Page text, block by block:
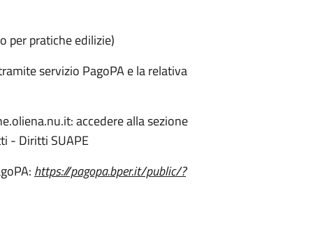
per pratiche edilizie)
servizio PagoPA e la relativa
accedere alla sezione
- Diritti SUAPE
https://pagopa.bper.it/public/?